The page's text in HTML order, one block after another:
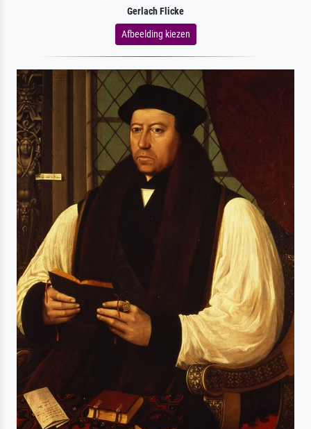
Gerlach Flicke
Afbeelding kiezen